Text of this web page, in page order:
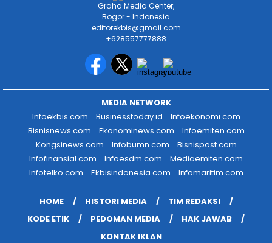
Graha Media Center,
Bogor - Indonesia
editorekbis@gmail.com
+628557777888
MEDIA NETWORK
Infoekbis.com
Businesstoday.id
Infoekonomi.com
Bisnisnews.com
Ekonominews.com
Infoemiten.com
Kongsinews.com
Infobumn.com
Bisnispost.com
Infofinansial.com
Infoesdm.com
Mediaemiten.com
Infotelko.com
Ekbisindonesia.com Infomaritim.com
HOME HISTORI MEDIA
TIM REDAKSI
KODE ETIK
PEDOMAN MEDIA
HAK JAWAB
KONTAK IKLAN